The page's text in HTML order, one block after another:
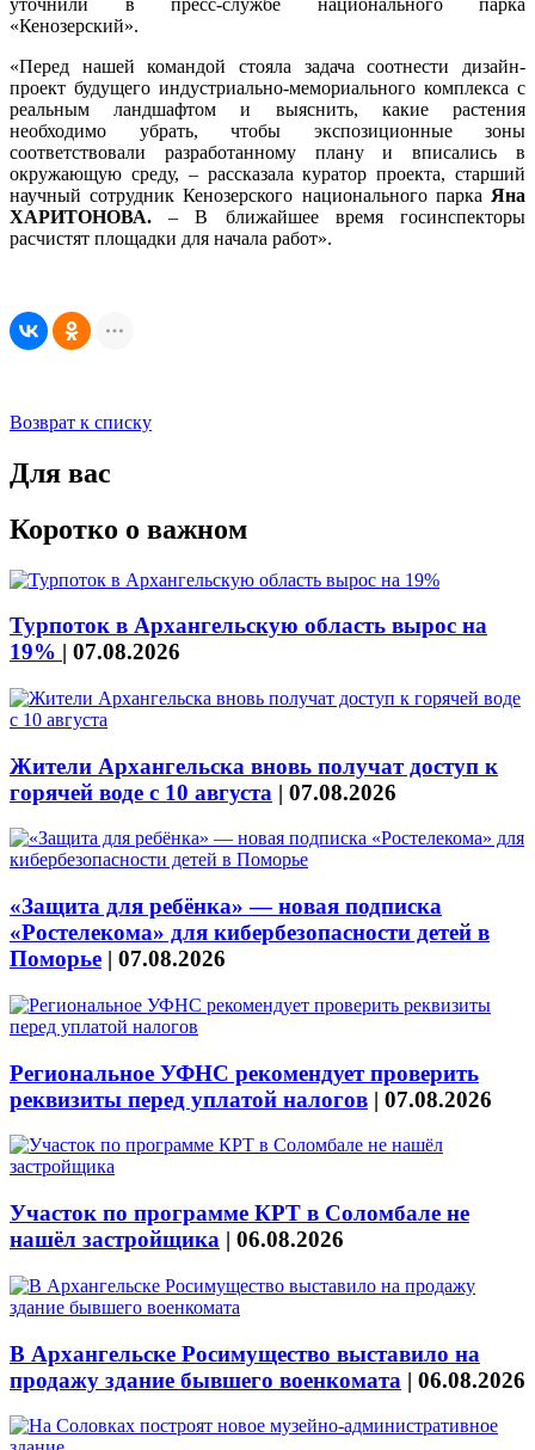
«Кенозерский».
«Перед нашей командой стояла задача соотнести дизайн-
проект будущего индустриально-мемориального комплекса с
реальным ландшафтом и выяснить, какие растения
необходимо убрать, чтобы экспозиционные зоны
соответствовали разработанному плану и вписались в
окружающую среду, – рассказала куратор проекта, старший
научный сотрудник Кенозерского национального парка Яна
ХАРИТОНОВА. – В ближайшее время госинспекторы
расчистят площадки для начала работ».
Возврат к списку
Для вас
Коротко о важном
Турпоток в Архангельскую область вырос на
19% | 07.08.2026
Жители Архангельска вновь получат доступ к
горячей воде с 10 августа | 07.08.2026
«Защита для ребёнка» — новая подписка
«Ростелекома» для кибербезопасности детей в
Поморье | 07.08.2026
Региональное УФНС рекомендует проверить
реквизиты перед уплатой налогов | 07.08.2026
Участок по программе КРТ в Соломбале не
нашёл застройщика | 06.08.2026
В Архангельске Росимущество выставило на
продажу здание бывшего военкомата | 06.08.2026